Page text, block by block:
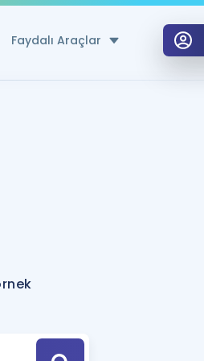
Faydalı Araçlar
Hesaplama Aracı
için Öneriler
Tek Takvimde